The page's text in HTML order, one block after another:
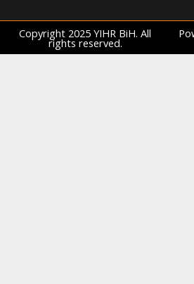
Copyright 2025 YIHR BiH. All
rights reserved.